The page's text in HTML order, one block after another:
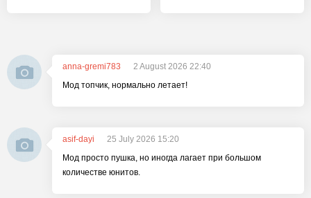
anna-gremi783
2 August 2026 22:40
Мод топчик, нормально летает!
asif-dayi
25 July 2026 15:20
Мод просто пушка, но иногда лагает при большом
количестве юнитов.